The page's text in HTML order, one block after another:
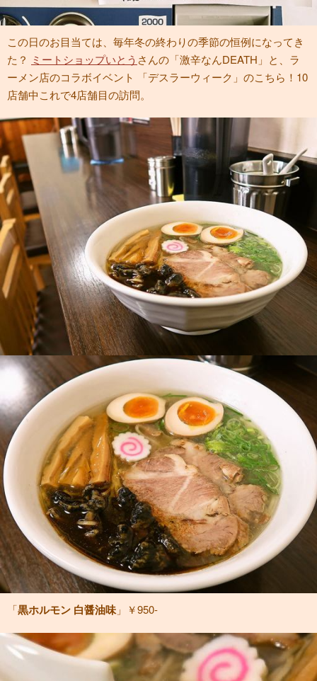
この日のお目当ては、毎年冬の終わりの季節の恒例になってき
た？ ミートショップいとう さんの「激辛なんDEATH」と、ラ
ーメン店のコラボイベント 「デスラーウィーク」のこちら！10
店舗中これで4店舗目の訪問。
「黒ホルモン 白醤油味 」￥950-